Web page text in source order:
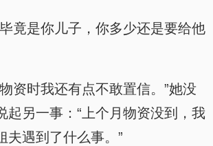
竟是你儿子，你多少还是要给他
资时我还有点不敢置信。”她没
起另一事：“上个月物资没到，我
夫遇到了什么事。”